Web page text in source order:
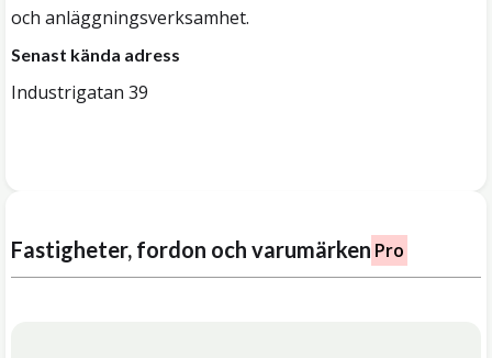
och anläggningsverksamhet.
Senast kända adress
Industrigatan 39
Fastigheter, fordon och varumärken Pro